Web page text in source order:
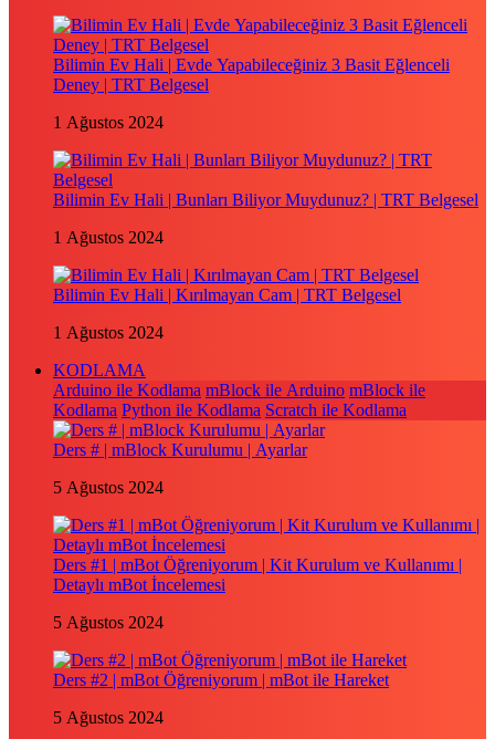
Bilimin Ev Hali | Evde Yapabileceğiniz 3 Basit Eğlenceli
Deney | TRT Belgesel
1 Ağustos 2024
Bilimin Ev Hali | Bunları Biliyor Muydunuz? | TRT Belgesel
1 Ağustos 2024
Bilimin Ev Hali | Kırılmayan Cam | TRT Belgesel
1 Ağustos 2024
KODLAMA
Arduino ile Kodlama mBlock ile Arduino mBlock ile
Kodlama Python ile Kodlama Scratch ile Kodlama
Ders # | mBlock Kurulumu | Ayarlar
5 Ağustos 2024
Ders #1 | mBot Öğreniyorum | Kit Kurulum ve Kullanımı |
Detaylı mBot İncelemesi
5 Ağustos 2024
Ders #2 | mBot Öğreniyorum | mBot ile Hareket
5 Ağustos 2024